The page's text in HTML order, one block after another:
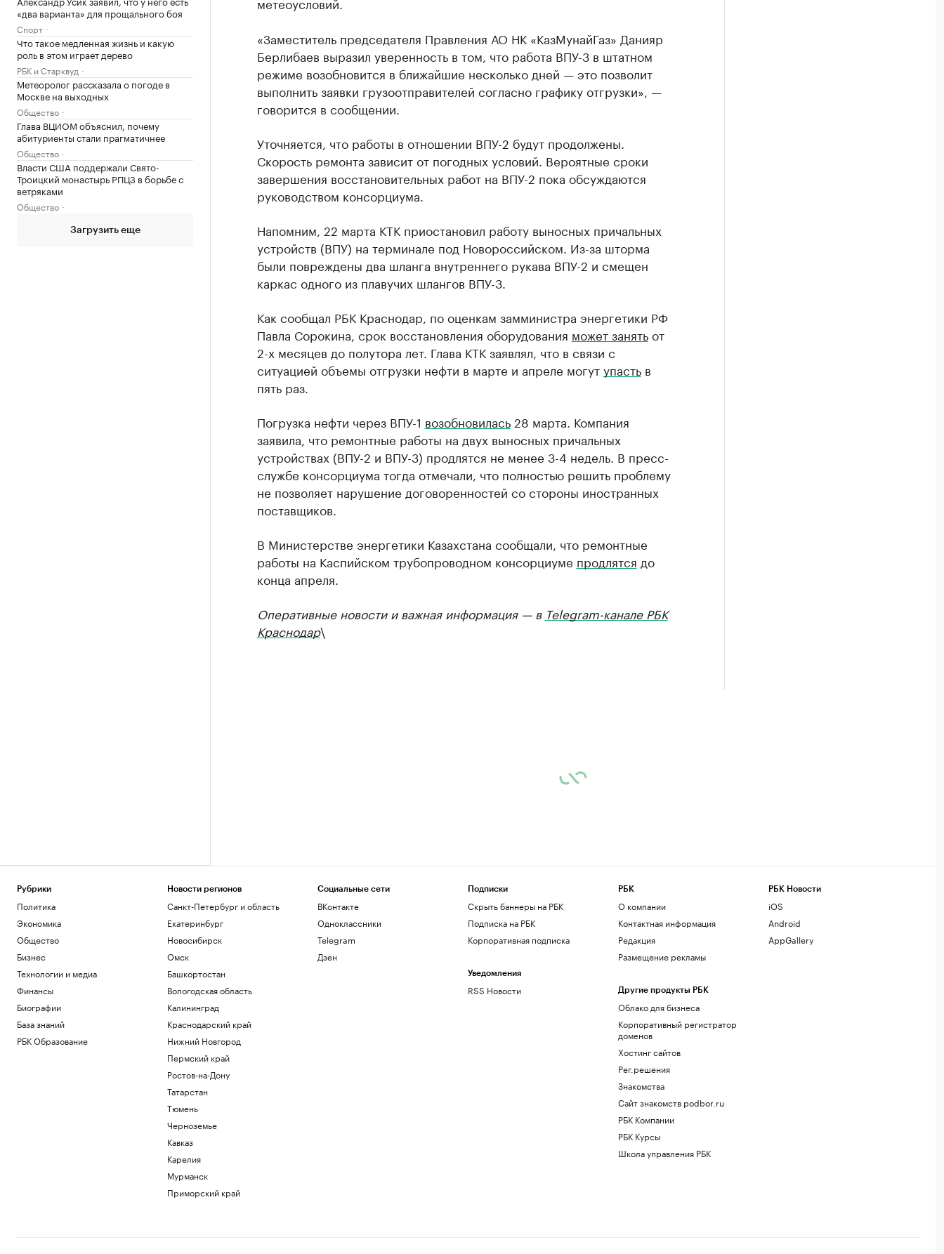
«два варианта» для прощального боя
Спорт
Что такое медленная жизнь и какую
роль в этом играет дерево
РБК и Старквуд
Метеоролог рассказала о погоде в
Москве на выходных
Общество
Глава ВЦИОМ объяснил, почему
абитуриенты стали прагматичнее
Общество
Власти США поддержали Свято-
Троицкий монастырь РПЦЗ в борьбе с
ветряками
Общество
Загрузить еще
«Заместитель председателя Правления АО НК «КазМунайГаз» Данияр
Берлибаев выразил уверенность в том, что работа ВПУ-3 в штатном
режиме возобновится в ближайшие несколько дней — это позволит
выполнить заявки грузоотправителей согласно графику отгрузки», —
говорится в сообщении.
Уточняется, что работы в отношении ВПУ-2 будут продолжены.
Скорость ремонта зависит от погодных условий. Вероятные сроки
завершения восстановительных работ на ВПУ-2 пока обсуждаются
руководством консорциума.
Напомним, 22 марта КТК приостановил работу выносных причальных
устройств (ВПУ) на терминале под Новороссийском. Из-за шторма
были повреждены два шланга внутреннего рукава ВПУ-2 и смещен
каркас одного из плавучих шлангов ВПУ-3.
Как сообщал РБК Краснодар, по оценкам замминистра энергетики РФ
Павла Сорокина, срок восстановления оборудования может занятьот
2-х месяцев до полутора лет. Глава КТК заявлял, что в связи с
ситуацией объемы отгрузки нефти в марте и апреле могутупастьв
пять раз.
Погрузка нефти через ВПУ-1 возобновилась28 марта. Компания
заявила, что ремонтные работы на двух выносных причальных
устройствах (ВПУ-2 и ВПУ-3) продлятся не менее 3-4 недель. В пресс-
службе консорциума тогда отмечали, что полностью решить проблему
не позволяет нарушение договоренностей со стороны иностранных
поставщиков.
В Министерстве энергетики Казахстана сообщали, что ремонтные
работы на Каспийском трубопроводном консорциуме продлятся до
конца апреля.
Оперативные новости и важная информация — в Telegram-канале РБК
Краснодар\
Рубрики
Политика
Экономика
Общество
Бизнес
Технологии и медиа
Финансы
Биографии
База знаний
РБК Образование
Новости регионов
Санкт-Петербург и область
Екатеринбург
Новосибирск
Омск
Башкортостан
Вологодская область
Калининград
Краснодарский край
Нижний Новгород
Пермский край
Ростов-на-Дону
Татарстан
Тюмень
Черноземье
Кавказ
Карелия
Мурманск
Приморский край
Социальные сети
ВКонтакте
Одноклассники
Telegram
Дзен
Подписки
Скрыть баннеры на РБК
Подписка на РБК
Корпоративная подписка
Уведомления
RSS Новости
РБК
О компании
Контактная информация
Редакция
Размещение рекламы
Другие продукты РБК
Облако для бизнеса
Корпоративный регистратор
доменов
Хостинг сайтов
Рег.решения
Знакомства
Сайт знакомств podbor.ru
РБК Компании
РБК Курсы
Школа управления РБК
РБК Новости
iOS
Android
AppGallery